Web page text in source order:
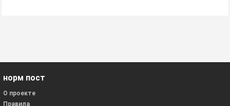
норм пост
О проекте
Правила